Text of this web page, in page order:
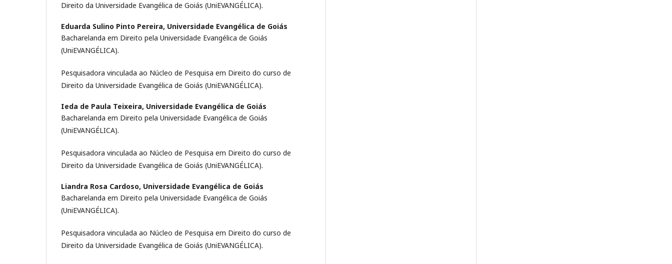
Direito da Universidade Evangélica de Goiás (UniEVANGÉLICA).
Eduarda Sulino Pinto Pereira, Universidade Evangélica de Goiás
Bacharelanda em Direito pela Universidade Evangélica de Goiás
(UniEVANGÉLICA).
Pesquisadora vinculada ao Núcleo de Pesquisa em Direito do curso de
Direito da Universidade Evangélica de Goiás (UniEVANGÉLICA).
Ieda de Paula Teixeira, Universidade Evangélica de Goiás
Bacharelanda em Direito pela Universidade Evangélica de Goiás
(UniEVANGÉLICA).
Pesquisadora vinculada ao Núcleo de Pesquisa em Direito do curso de
Direito da Universidade Evangélica de Goiás (UniEVANGÉLICA).
Liandra Rosa Cardoso, Universidade Evangélica de Goiás
Bacharelanda em Direito pela Universidade Evangélica de Goiás
(UniEVANGÉLICA).
Pesquisadora vinculada ao Núcleo de Pesquisa em Direito do curso de
Direito da Universidade Evangélica de Goiás (UniEVANGÉLICA).